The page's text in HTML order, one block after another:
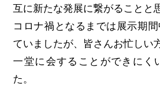
互に新たな発展に繋がることと
コロナ禍となるまでは展示期
ていましたが、皆さんお忙しい
一堂に会することができにく
た。